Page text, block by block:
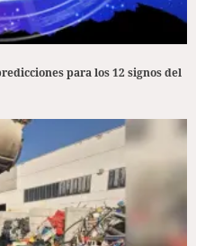
para los 12 signos del